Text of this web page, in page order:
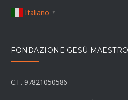
Italiano ▼
FONDAZIONE GESÙ MAESTRO
C.F. 97821050586